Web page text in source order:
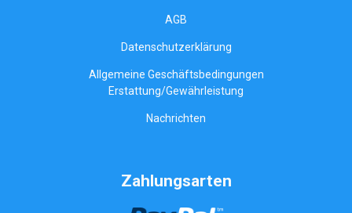
AGB
Datenschutzerklärung
Allgemeine Geschäftsbedingungen
Erstattung/Gewährleistung
Nachrichten
Zahlungsarten